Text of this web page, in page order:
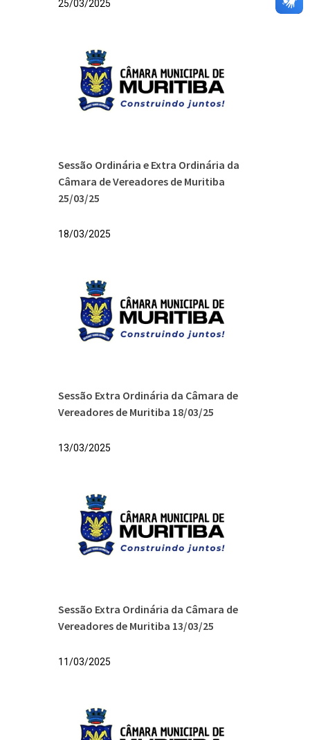
25/03/2025
Sessão Ordinária e Extra Ordinária da
Câmara de Vereadores de Muritiba
25/03/25
18/03/2025
Sessão Extra Ordinária da Câmara de
Vereadores de Muritiba 18/03/25
13/03/2025
Sessão Extra Ordinária da Câmara de
Vereadores de Muritiba 13/03/25
11/03/2025